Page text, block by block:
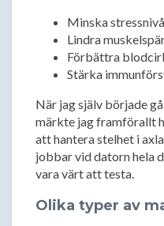
Minska
Lindra
Förbättra
Stärka
När jag själv började
märkte jag framförallt
att hantera stelhet i
jobbar vid datorn hela
vara värt att testa.
Olika typer av